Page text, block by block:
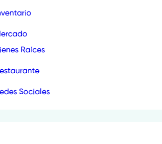
Raíces
Sociales